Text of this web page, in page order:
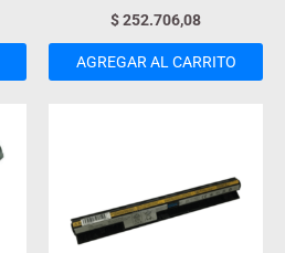
$252.706,08
AGREGAR AL CARRITO